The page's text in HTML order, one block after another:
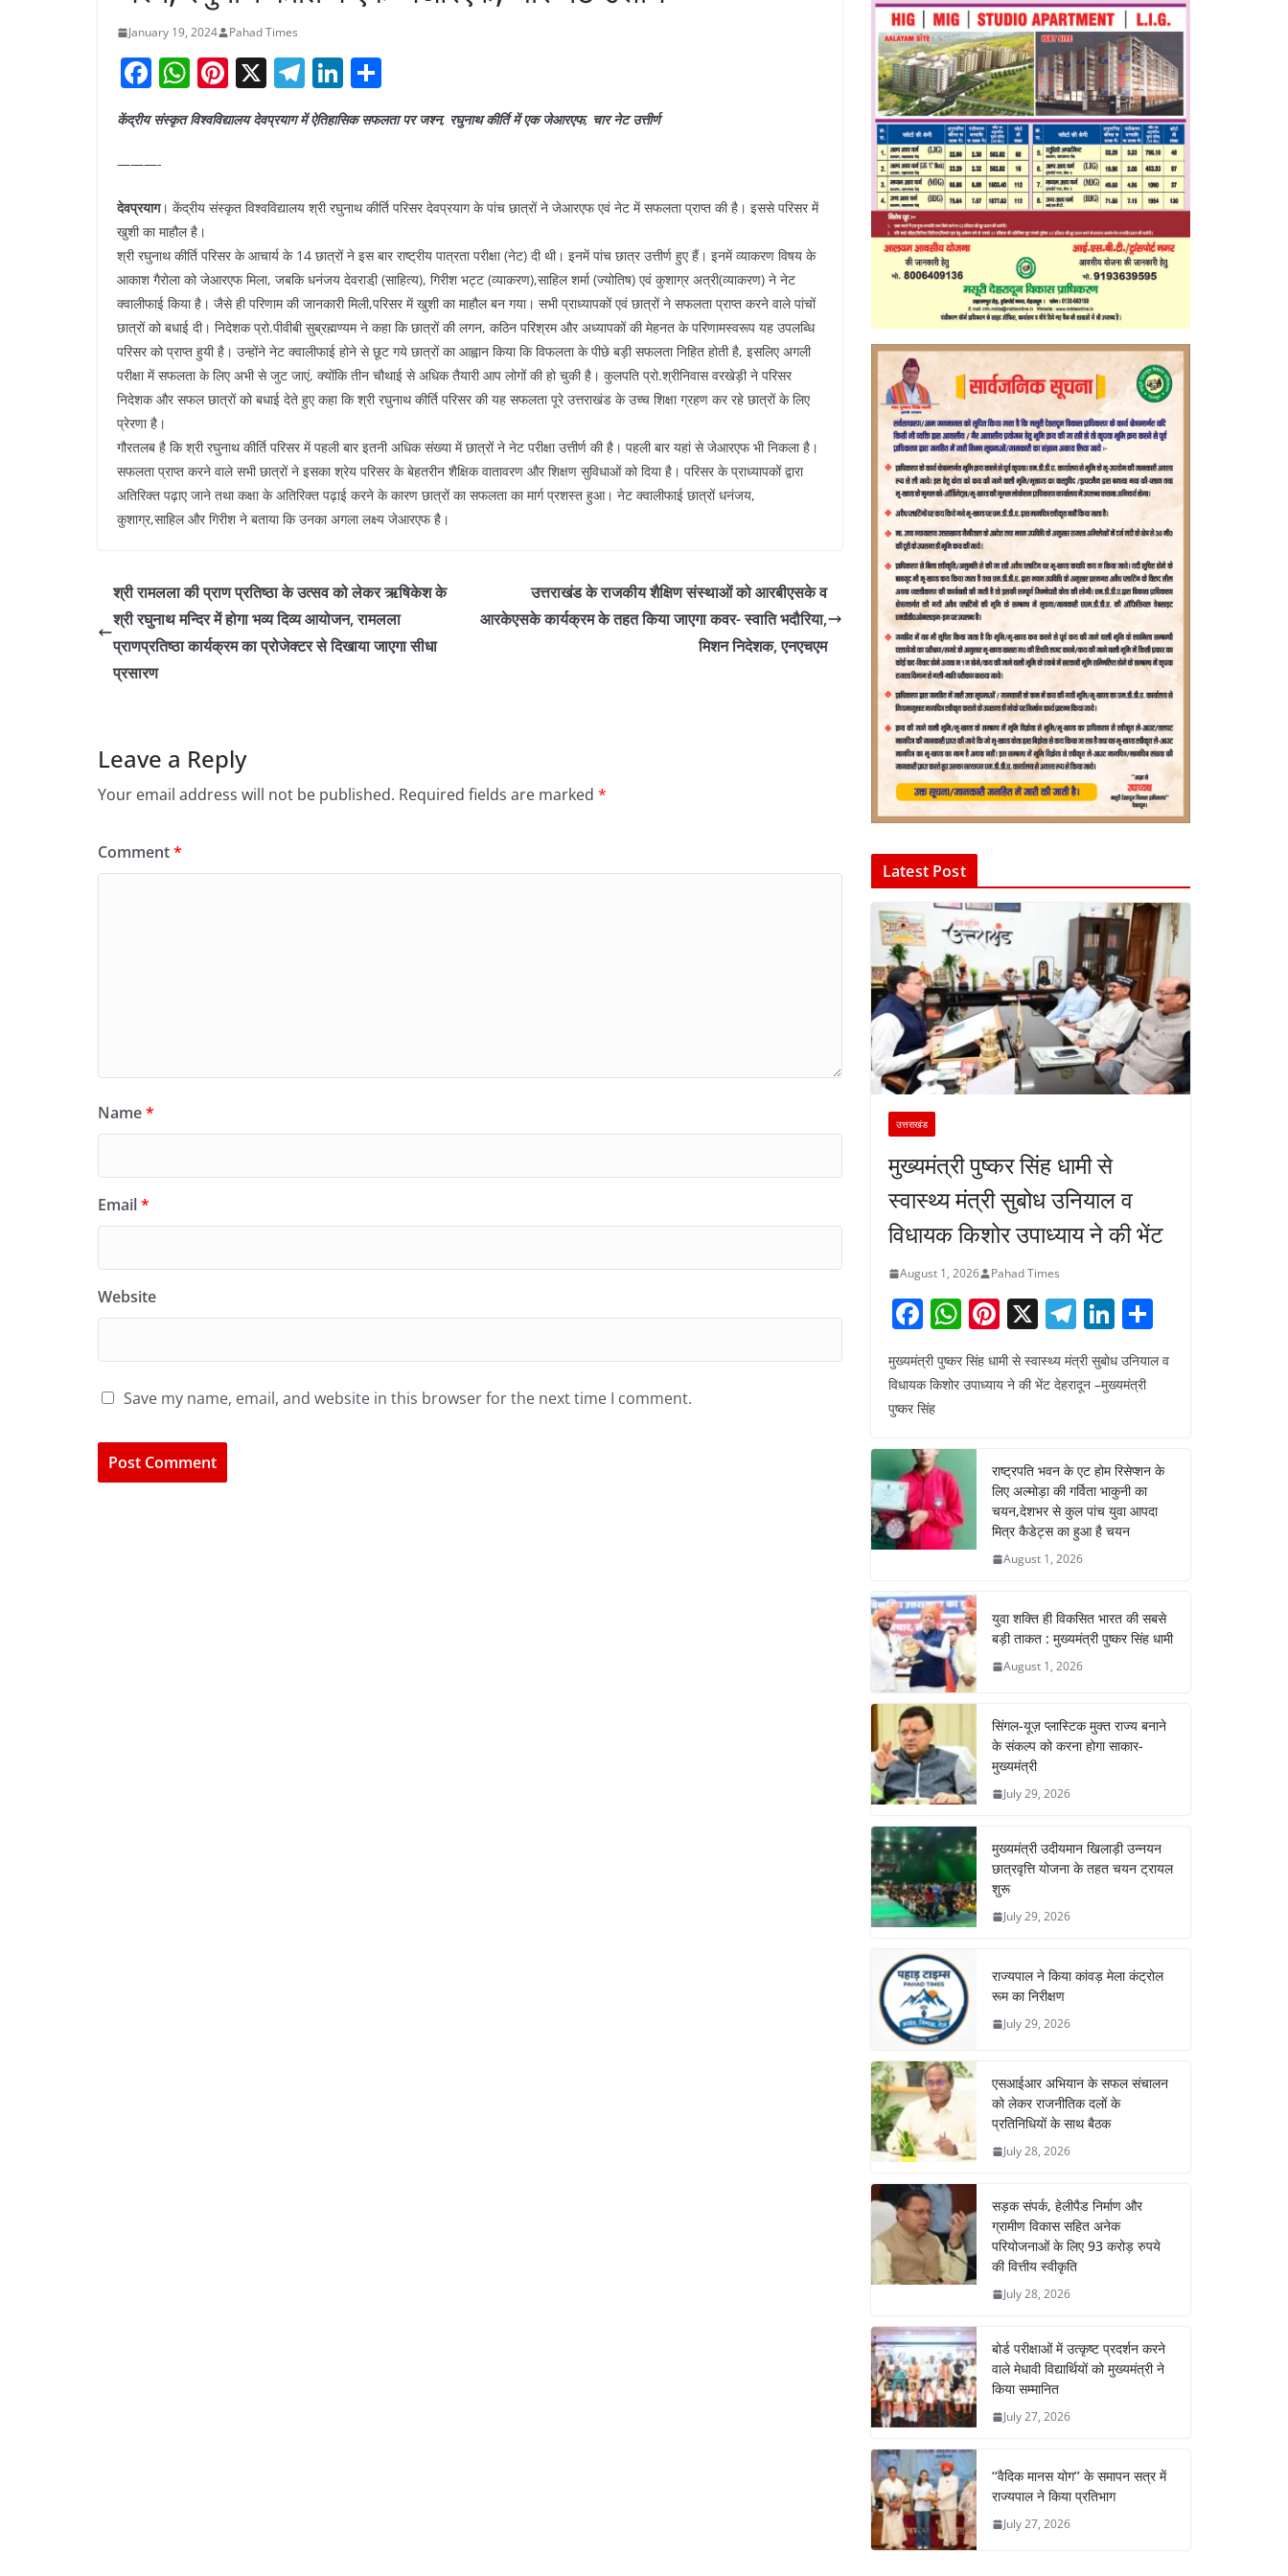
January 19, 2024 Pahad Times
F
a
c
e
b
o
o
k
W
h
at
A
p
p
Pi
nt
er
st
X T
el
e
a
m
Li
n
k
dI
n
ar
केंद्रीय संस्कृत विश्वविद्यालय देवप्रयाग में ऐतिहासिक सफलता पर जश्न, रघुनाथ कीर्ति में एक जेआरएफ, चार नेट उत्तीर्ण
———-
देवप्रयाग। केंद्रीय संस्कृत विश्वविद्यालय श्री रघुनाथ कीर्ति परिसर देवप्रयाग के पांच छात्रों ने जेआरएफ एवं नेट में सफलता प्राप्त की है। इससे परिसर में
खुशी का माहौल है।
श्री रघुनाथ कीर्ति परिसर के आचार्य के 14 छात्रों ने इस बार राष्ट्रीय पात्रता परीक्षा (नेट) दी थी। इनमें पांच छात्र उत्तीर्ण हुए हैं। इनमें व्याकरण विषय के
आकाश गैरोला को जेआरएफ मिला, जबकि धनंजय देवराडी़ (साहित्य), गिरीश भट्ट (व्याकरण),साहिल शर्मा (ज्योतिष) एवं कुशाग्र अत्री(व्याकरण) ने नेट
क्वालीफाई किया है। जैसे ही परिणाम की जानकारी मिली,परिसर में खुशी का माहौल बन गया। सभी प्राध्यापकों एवं छात्रों ने सफलता प्राप्त करने वाले पांचों
छात्रों को बधाई दी। निदेशक प्रो.पीवीबी सुब्रह्मण्यम ने कहा कि छात्रों की लगन, कठिन परिश्रम और अध्यापकों की मेहनत के परिणामस्वरूप यह उपलब्धि
परिसर को प्राप्त हुयी है। उन्होंने नेट क्वालीफाई होने से छूट गये छात्रों का आह्वान किया कि विफलता के पीछे बड़ी सफलता निहित होती है, इसलिए अगली
परीक्षा में सफलता के लिए अभी से जुट जाएं, क्योंकि तीन चौथाई से अधिक तैयारी आप लोगों की हो चुकी है। कुलपति प्रो.श्रीनिवास वरखेड़ी ने परिसर
निदेशक और सफल छात्रों को बधाई देते हुए कहा कि श्री रघुनाथ कीर्ति परिसर की यह सफलता पूरे उत्तराखंड के उच्च शिक्षा ग्रहण कर रहे छात्रों के लिए
प्रेरणा है।
गौरतलब है कि श्री रघुनाथ कीर्ति परिसर में पहली बार इतनी अधिक संख्या में छात्रों ने नेट परीक्षा उत्तीर्ण की है। पहली बार यहां से जेआरएफ भी निकला है।
सफलता प्राप्त करने वाले सभी छात्रों ने इसका श्रेय परिसर के बेहतरीन शैक्षिक वातावरण और शिक्षण सुविधाओं को दिया है। परिसर के प्राध्यापकों द्वारा
अतिरिक्त पढ़ाए जाने तथा कक्षा के अतिरिक्त पढ़ाई करने के कारण छात्रों का सफलता का मार्ग प्रशस्त हुआ। नेट क्वालीफाई छात्रों धनंजय,
कुशाग्र,साहिल और गिरीश ने बताया कि उनका अगला लक्ष्य जेआरएफ है।
श्री रामलला की प्राण प्रतिष्ठा के उत्सव को लेकर ऋषिकेश के
श्री रघुनाथ मन्दिर में होगा भव्य दिव्य आयोजन, रामलला
प्राणप्रतिष्ठा कार्यक्रम का प्रोजेक्टर से दिखाया जाएगा सीधा
प्रसारण
उत्तराखंड के राजकीय शैक्षिण संस्थाओं को आरबीएसके व
आरकेएसके कार्यक्रम के तहत किया जाएगा कवर- स्वाति भदौरिया,
मिशन निदेशक, एनएचएम
Leave a Reply
Your email address will not be published. Required fields are marked *
Comment*
Name*
Email*
Website
Save my name, email, and website in this browser for the next time I comment.
Latest Post
उत्तराखंड
मुख्यमंत्री पुष्कर सिंह धामी से
स्वास्थ्य मंत्री सुबोध उनियाल व
विधायक किशोर उपाध्याय ने की भेंट
August 1, 2026 Pahad Times
F
a
c
e
o
o
k
W
h
at
p
Pi
nt
er
X T
el
e
gr
m
Li
n
k
n
ar
मुख्यमंत्री पुष्कर सिंह धामी से स्वास्थ्य मंत्री सुबोध उनियाल व
विधायक किशोर उपाध्याय ने की भेंट देहरादून –मुख्यमंत्री
पुष्कर सिंह
राष्ट्रपति भवन के एट होम रिसेप्शन के
लिए अल्मोड़ा की गर्विता भाकुनी का
चयन,देशभर से कुल पांच युवा आपदा
मित्र कैडेट्स का हुआ है चयन
August 1, 2026
युवा शक्ति ही विकसित भारत की सबसे
बड़ी ताकत : मुख्यमंत्री पुष्कर सिंह धामी
August 1, 2026
सिंगल-यूज़ प्लास्टिक मुक्त राज्य बनाने
के संकल्प को करना होगा साकार-
मुख्यमंत्री
July 29, 2026
मुख्यमंत्री उदीयमान खिलाड़ी उन्नयन
छात्रवृत्ति योजना के तहत चयन ट्रायल
शुरू
July 29, 2026
राज्यपाल ने किया कांवड़ मेला कंट्रोल
रूम का निरीक्षण
July 29, 2026
एसआईआर अभियान के सफल संचालन
को लेकर राजनीतिक दलों के
प्रतिनिधियों के साथ बैठक
July 28, 2026
सड़क संपर्क, हेलीपैड निर्माण और
ग्रामीण विकास सहित अनेक
परियोजनाओं के लिए 93 करोड़ रुपये
की वित्तीय स्वीकृति
July 28, 2026
बोर्ड परीक्षाओं में उत्कृष्ट प्रदर्शन करने
वाले मेधावी विद्यार्थियों को मुख्यमंत्री ने
किया सम्मानित
July 27, 2026
‘‘वैदिक मानस योग’’ के समापन सत्र में
राज्यपाल ने किया प्रतिभाग
July 27, 2026